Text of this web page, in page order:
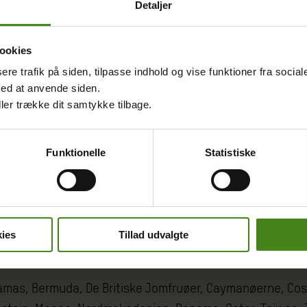
Detaljer
trafik på siden, tilpasse indhold og vise funktioner fra
at anvende siden.
trække dit samtykke tilbage.
Funktionelle Statistiske
Tillad udvalgte
skattely findes inden for EU’s grænser. Lande
medlemslande burde som minimum holde sig
i skattely, hvoraf en tredjedel blev gemt i EU’s
fattigdom og ulighed ved at investere i offentlige
Bermuda, De Britiske Jomfruøer, Caymanøerne,